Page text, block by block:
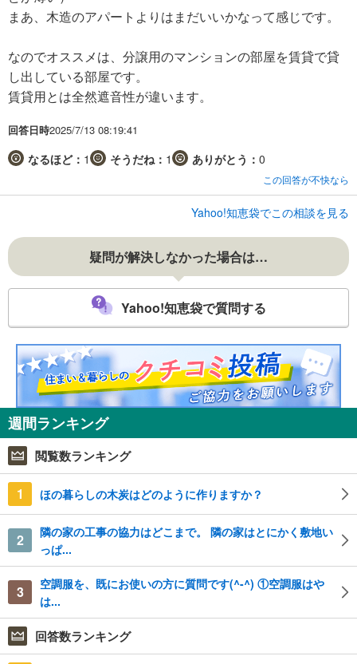
まあ、木造のアパートよりはまだいいかなって感じです。
なのでオススメは、分譲用のマンションの部屋を賃貸で貸
し出している部屋です。
賃貸用とは全然遮音性が違います。
回答日時2025/7/13 08:19:41
なるほど： 1 そうだね： 1 ありがとう： 0
この回答が不快なら
Yahoo!知恵袋でこの相談を見る
疑問が解決しなかった場合は…
Yahoo!知恵袋で質問する
週間ランキング
閲覧数ランキング
1 ほの暮らしの木炭はどのように作りますか？
2
隣の家の工事の協力はどこまで。 隣の家はとにかく敷地い
っぱ...
3
空調服を、既にお使いの方に質問です(^-^) ①空調服はや
は...
回答数ランキング